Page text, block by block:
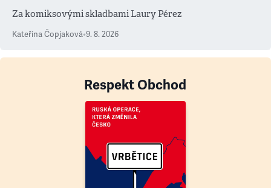
Za komiksovými skladbami Laury Pérez
Kateřina Čopjaková•9. 8. 2026
Respekt Obchod